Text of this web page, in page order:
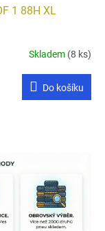
1 88H XL
Skladem (8 ks)
Do košíku